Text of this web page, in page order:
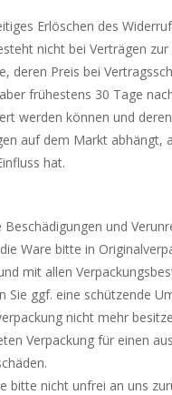
Erlöschen des
nicht bei Verträgen
deren Preis bei
frühestens 30 Tage
werden können und
auf dem Markt abhängt,
hat.
und
Ware bitte in
mit allen
Sie ggf. eine schützende
nicht mehr
Verpackung für einen
bitte nicht unfrei an uns